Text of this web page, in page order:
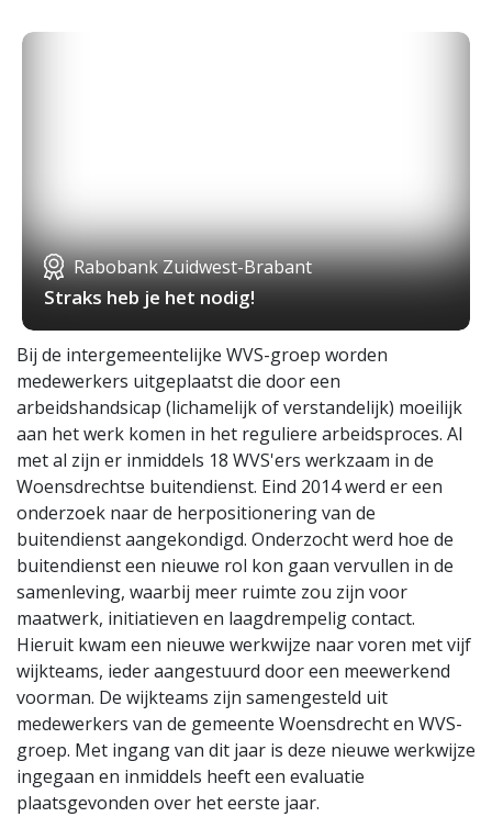
Rabobank Zuidwest-Brabant
Straks heb je het nodig!
Bij de intergemeentelijke WVS-groep worden
medewerkers uitgeplaatst die door een
arbeidshandsicap (lichamelijk of verstandelijk) moeilijk
aan het werk komen in het reguliere arbeidsproces. Al
met al zijn er inmiddels 18 WVS'ers werkzaam in de
Woensdrechtse buitendienst. Eind 2014 werd er een
onderzoek naar de herpositionering van de
buitendienst aangekondigd. Onderzocht werd hoe de
buitendienst een nieuwe rol kon gaan vervullen in de
samenleving, waarbij meer ruimte zou zijn voor
maatwerk, initiatieven en laagdrempelig contact.
Hieruit kwam een nieuwe werkwijze naar voren met vijf
wijkteams, ieder aangestuurd door een meewerkend
voorman. De wijkteams zijn samengesteld uit
medewerkers van de gemeente Woensdrecht en WVS-
groep. Met ingang van dit jaar is deze nieuwe werkwijze
ingegaan en inmiddels heeft een evaluatie
plaatsgevonden over het eerste jaar.